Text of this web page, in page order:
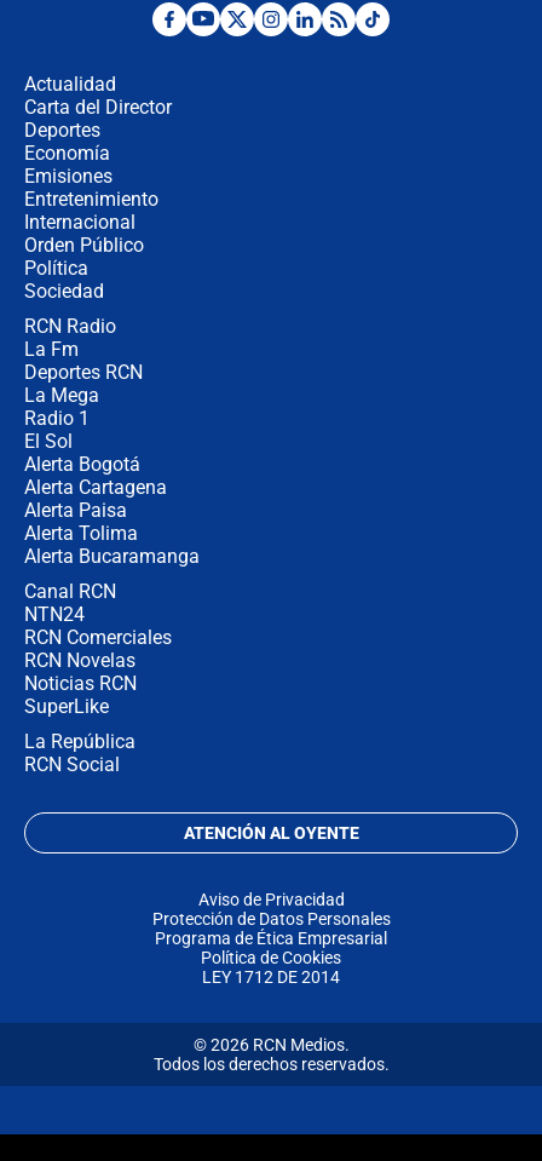
Desde dermatitis hasta infecciones:
Actualidad
Carta del Director
Deportes
Economía
Emisiones
Entretenimiento
Internacional
Orden Público
Política
Sociedad
RCN Radio
La Fm
Deportes RCN
La Mega
Radio 1
El Sol
Alerta Bogotá
Alerta Cartagena
Alerta Paisa
Alerta Tolima
Alerta Bucaramanga
Canal RCN
NTN24
RCN Comerciales
RCN Novelas
Noticias RCN
SuperLike
La República
RCN Social
ATENCIÓN AL OYENTE
Aviso de Privacidad
Protección de Datos Personales
Programa de Ética Empresarial
Política de Cookies
LEY 1712 DE 2014
© 2026 RCN Medios.
Todos los derechos reservados.